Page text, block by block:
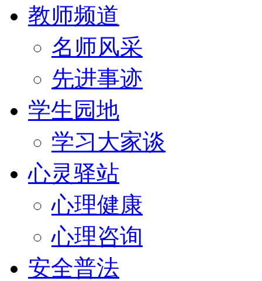
教师频道
名师风采
先进事迹
学生园地
学习大家谈
心灵驿站
心理健康
心理咨询
安全普法